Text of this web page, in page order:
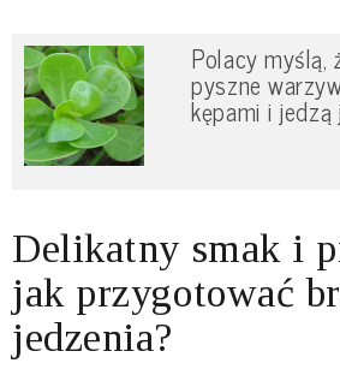
Polacy
pyszne
kępami i
Delikatny smak i
jak przygotować
jedzenia?